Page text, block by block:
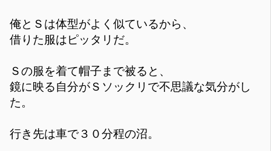
俺とＳは体型がよく似ているから、
借りた服はピッタリだ。
Ｓの服を着て帽子まで被ると、
鏡に映る自分がＳソックリで不思議な気分がし
た。
行き先は車で３０分程の沼。